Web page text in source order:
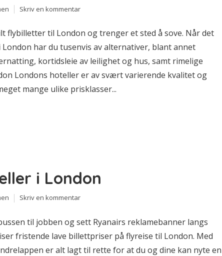
Skriv en kommentar
flybilletter til London og trenger et sted å sove. Når det
har du tusenvis av alternativer, blant annet
kortidsleie av leilighet og hus, samt rimelige
Londons hoteller er av svært varierende kvalitet og
mange ulike prisklasser...
i London
Skriv en kommentar
til jobben og sett Ryanairs reklamebanner langs
fristende lave billettpriser på flyreise til London. Med
er alt lagt til rette for at du og dine kan nyte en